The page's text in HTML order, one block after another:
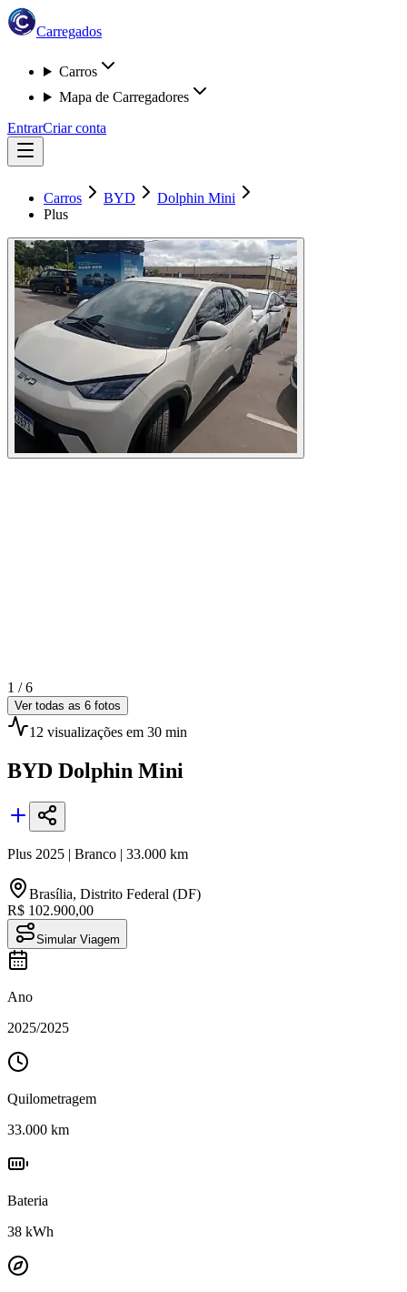
Carregados
Carros
Mapa de Carregadores
EntrarCriar conta
Carros BYD
Dolphin Mini
Plus
1 /6
Ver todas as 6 fotos
12 visualizações em 30 min
BYD Dolphin Mini
Plus 2025 | Branco | 33.000 km
Brasília, Distrito Federal (DF)
R$ 102.900,00
Simular Viagem
Ano
2025/2025
Quilometragem
33.000 km
Bateria
38 kWh